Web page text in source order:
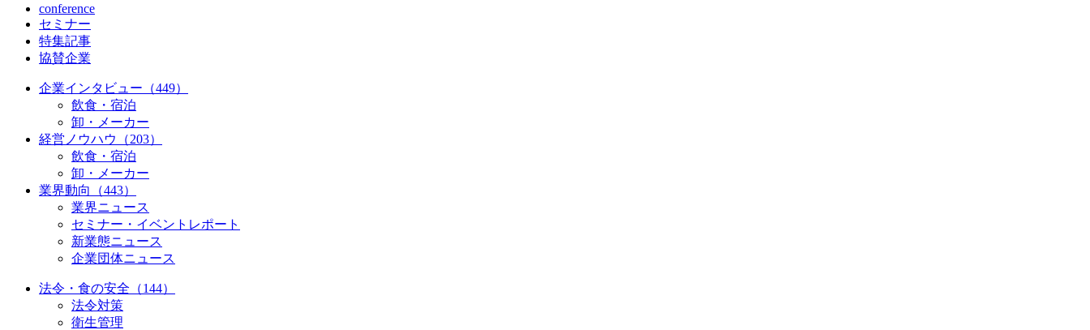
conference
セミナー
特集記事
協賛企業
企業インタビュー（449）
飲食・宿泊
卸・メーカー
経営ノウハウ（203）
飲食・宿泊
卸・メーカー
業界動向（443）
業界ニュース
セミナー・イベントレポート
新業態ニュース
企業団体ニュース
法令・食の安全（144）
法令対策
衛生管理